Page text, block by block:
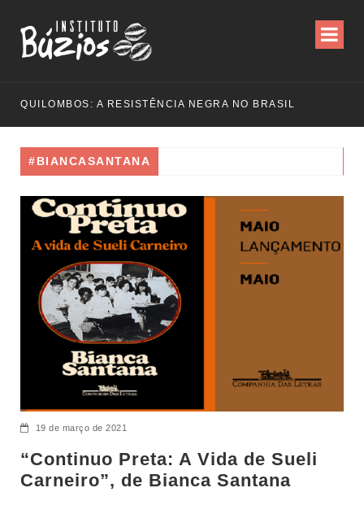
QUILOMBOS: A RESISTÊNCIA NEGRA NO BRASIL
#BIANCASANTANA
19 de março de 2021
“Continuo Preta: A Vida de Sueli
Carneiro”, de Bianca Santana